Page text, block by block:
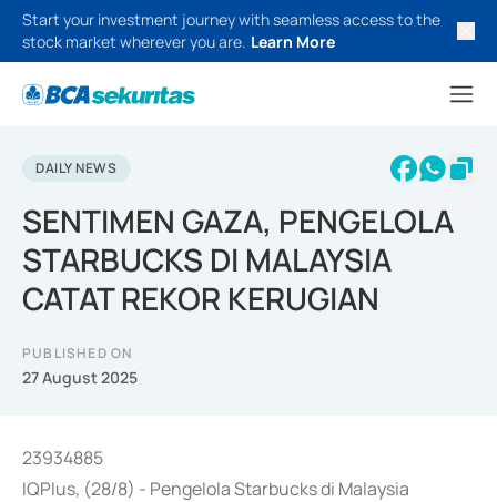
Start your investment journey with seamless access to the
stock market wherever you are. Learn More
DAILY NEWS
SENTIMEN GAZA, PENGELOLA
STARBUCKS DI MALAYSIA
CATAT REKOR KERUGIAN
PUBLISHED ON
27 August 2025
23934885
IQPlus, (28/8) - Pengelola Starbucks di Malaysia